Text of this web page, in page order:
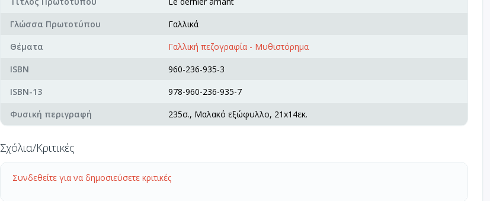
Γλώσσα Πρωτοτύπου
Γαλλικά
Θέματα
Γαλλική πεζογραφία - Μυθιστόρημα
ISBN
960-236-935-3
ISBN-13
978-960-236-935-7
Φυσική περιγραφή
235σ., Μαλακό εξώφυλλο, 21x14εκ.
Σχόλια/Κριτικές
Συνδεθείτε για να δημοσιεύσετε κριτικές